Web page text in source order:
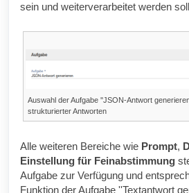
sein und weiterverarbeitet werden
Auswahl der Aufgabe ''JSON-Antwort
strukturierter Antworten
Alle weiteren Bereiche wie Prompt,
Einstellung für Feinabstimmung
Aufgabe zur Verfügung und
Funktion der Aufgabe ''Textantwort